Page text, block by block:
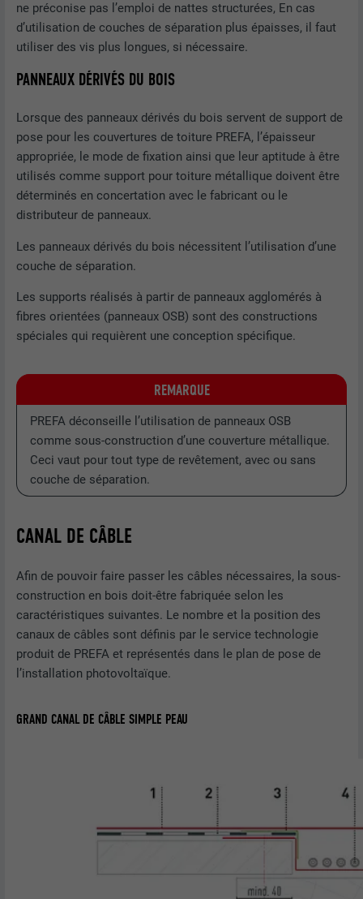
ne préconise pas l’emploi de nattes structurées, En cas
d’utilisation de couches de séparation plus épaisses, il faut
utiliser des vis plus longues, si nécessaire.
PANNEAUX DÉRIVÉS DU BOIS
Lorsque des panneaux dérivés du bois servent de support de
pose pour les couvertures de toiture PREFA, l’épaisseur
appropriée, le mode de fixation ainsi que leur aptitude à être
utilisés comme support pour toiture métallique doivent être
déterminés en concertation avec le fabricant ou le
distributeur de panneaux.
Les panneaux dérivés du bois nécessitent l’utilisation d’une
couche de séparation.
Les supports réalisés à partir de panneaux agglomérés à
fibres orientées (panneaux OSB) sont des constructions
spéciales qui requièrent une conception spécifique.
REMARQUE
PREFA déconseille l’utilisation de panneaux OSB
comme sous-construction d’une couverture métallique.
Ceci vaut pour tout type de revêtement, avec ou sans
couche de séparation.
CANAL DE CÂBLE
Afin de pouvoir faire passer les câbles nécessaires, la sous-
construction en bois doit-être fabriquée selon les
caractéristiques suivantes. Le nombre et la position des
canaux de câbles sont définis par le service technologie
produit de PREFA et représentés dans le plan de pose de
l’installation photovoltaïque.
GRAND CANAL DE CÂBLE SIMPLE PEAU